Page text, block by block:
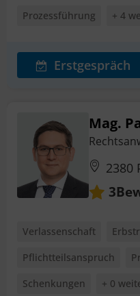
Prozessführung
+ 4
Erstgespräch
Mag.
2380
3
Verlassenschaft
Pflichtteilsanspruch
Schenkungen
+ 0